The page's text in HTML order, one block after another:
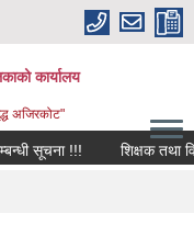
कार्यालय
अजिरकोट"
सूचना !!! शिक्षक तथा